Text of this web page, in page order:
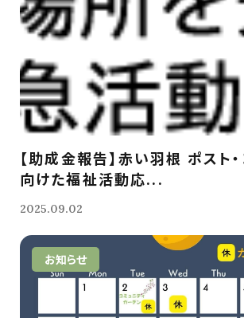
【助成金報告】赤い羽根 ポスト
向けた福祉活動応...
2025.09.02
お知らせ